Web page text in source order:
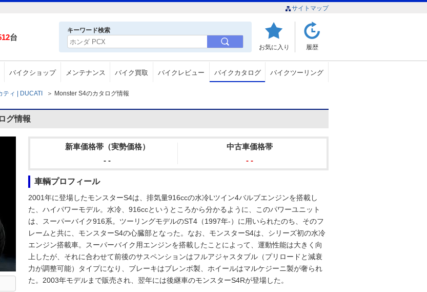
サイトマップ
台
キーワード検索
お気に入り 履歴
バイクショップ メンテナンス バイク買取 バイクレビュー バイクカタログ バイクツーリング
ティ | DUCATI ＞ Monster S4のカタログ情報
グ情報
新車価格帯（実勢価格）
- -
中古車価格帯
- -
車輌プロフィール
2001年に登場したモンスターS4は、排気量916ccの水冷Lツイン4バルブエンジンを搭載し
た、ハイパワーモデル。水冷、916ccというところから分かるように、このパワーユニット
は、スーパーバイク916系。ツーリングモデルのST4（1997年-）に用いられたのち、そのフ
レームと共に、モンスターS4の心臓部となった。なお、モンスターS4は、シリーズ初の水冷
エンジン搭載車。スーパーバイク用エンジンを搭載したことによって、運動性能は大きく向
上したが、それに合わせて前後のサスペンションはフルアジャスタブル（プリロードと減衰
力が調整可能）タイプになり、ブレーキはブレンボ製、ホイールはマルケジーニ製が奢られ
た。2003年モデルまで販売され、翌年には後継車のモンスターS4Rが登場した。